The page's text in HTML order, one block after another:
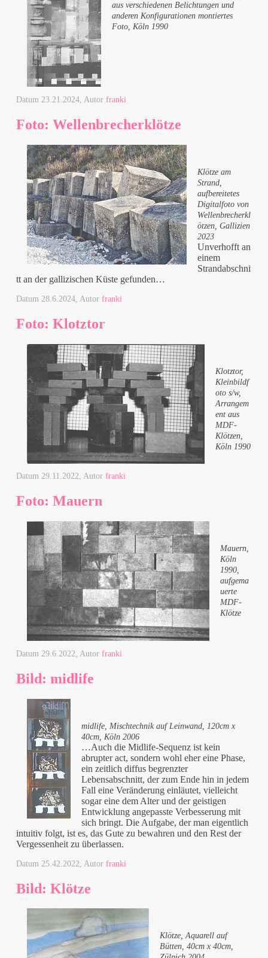
aus verschiedenen Belichtungen und
anderen Konfigurationen montiertes
Foto, Köln 1990
Datum 23.21.2024 , Autorfranki
Foto: Wellenbrecherklötze
Klötze am
Strand,
aufbereitetes
Digitalfoto von
Wellenbrecherkl
ötzen, Gallizien
2023
Unverhofft an
einem
Strandabschni
tt an der gallizischen Küste gefunden…
Datum 28.6.2024 , Autorfranki
Foto: Klotztor
Klotztor,
Kleinbildf
oto s/w,
Arrangem
ent aus
MDF-
Klötzen,
Köln 1990
Datum29.11.2022, Autorfranki
Foto: Mauern
Mauern,
Köln
1990,
aufgema
uerte
MDF-
Klötze
Datum 29.6.2022 , Autorfranki
Bild: midlife
midlife, Mischtechnik auf Leinwand, 120cm x
40cm, Köln 2006
…Auch die Midlife-Sequenz ist kein
abrupter act, sondern wohl eher eine Phase,
ein zeitlich diffus begrenzter
Lebensabschnitt, der zum Ende hin in jedem
Fall eine Veränderung einläutet, vielleicht
sogar eine dem Alter und der geistigen
Entwicklung angepasste Verbesserung mit
sich bringt. Die Aufgabe, der man eigentlich
intuitiv folgt, ist es, das Gute zu bewahren und den Rest der
Vergessenheit zu überlassen.
Datum 25.42.2022 , Autorfranki
Bild: Klötze
Klötze, Aquarell auf
Bütten, 40cm x 40cm,